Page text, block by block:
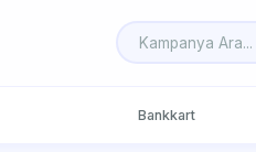
Bankkart